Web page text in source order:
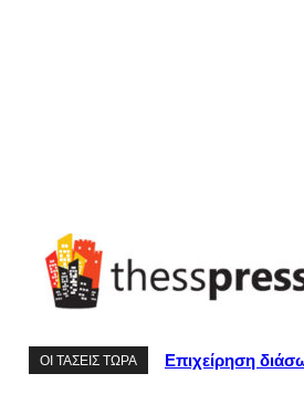
ΟΙ ΤΑΣΕΙΣ ΤΩΡΑ Επιχείρηση